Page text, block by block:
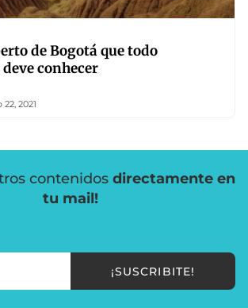
de Bogotá que todo
conhecer
22, 2021
contenidos directamente en
tu mail!
¡SUSCRIBITE!